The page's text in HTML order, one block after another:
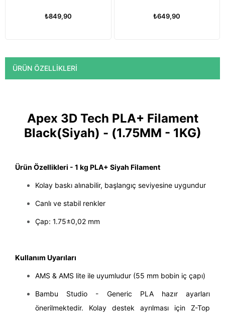
₺849,90 ₺649,90
ÜRÜN ÖZELLIKLERI
Apex 3D Tech PLA+ Filament
Black(Siyah) - (1.75MM - 1KG)
Ürün Özellikleri - 1 kg PLA+ Siyah Filament
Kolay baskı alınabilir, başlangıç seviyesine uygundur
Canlı ve stabil renkler
Çap: 1.75±0,02 mm
Kullanım Uyarıları
AMS & AMS lite ile uyumludur (55 mm bobin iç çapı)
Bambu Studio - Generic PLA hazır ayarları
önerilmektedir. Kolay destek ayrılması için Z-Top